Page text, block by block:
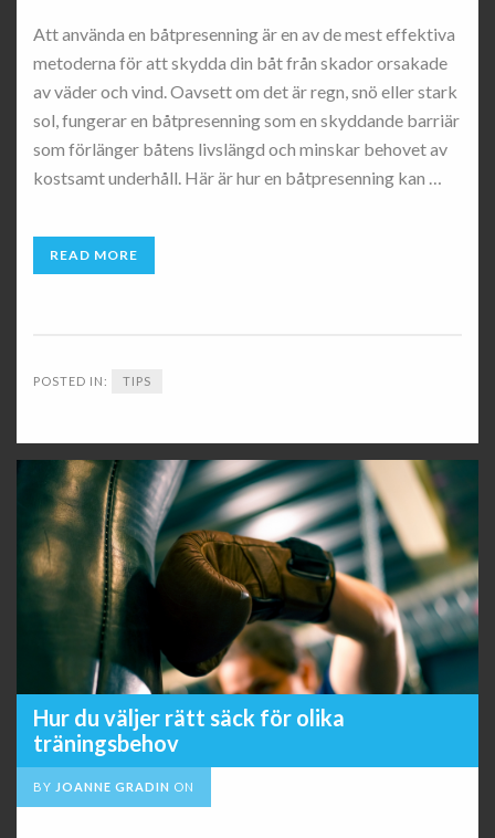
Att använda en båtpresenning är en av de mest effektiva
metoderna för att skydda din båt från skador orsakade
av väder och vind. Oavsett om det är regn, snö eller stark
sol, fungerar en båtpresenning som en skyddande barriär
som förlänger båtens livslängd och minskar behovet av
kostsamt underhåll. Här är hur en båtpresenning kan …
READ MORE
POSTED IN: TIPS
Hur du väljer rätt säck för olika
träningsbehov
BY JOANNE GRADIN ON